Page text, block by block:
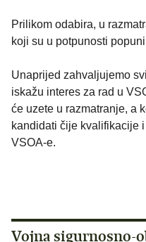
Prilikom odabira, u
koji su u potpunosti
Unaprijed zahvaljujemo
iskažu interes za rad u
će uzete u razmatranje, a
kandidati čije kvalifikacije
VSOA-e.
Vojna sigurnosno-